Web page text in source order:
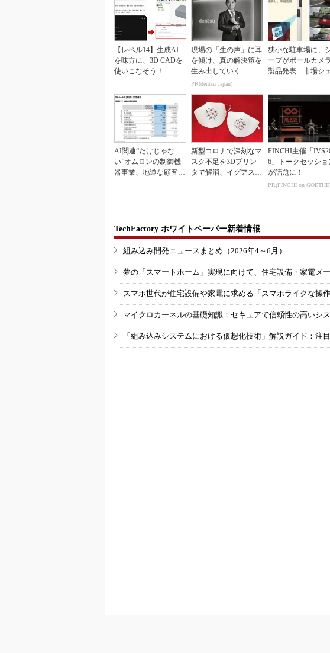
【レベル14】生成AI
を味方に、3D CADを
使いこなそう！
現場の「生の声」に耳
を傾け、真の解決策を
生み出していく
PR(dentsu Japan)
狭小な駐車場に、
ープがポールカメ
製品発表 市場シ
AI関連“だけじゃな
い”オムロンの制御機
器事業、地道な顧客基
新型コロナで深刻なマ
スク不足を3Dプリン
タで解消、イグアスが
FINCHI主催「
6」トークセッショ
が話題に！
PR(FINCHI on
TechFactory ホワイトペーパー新着情報
組み込み開発ニュースまとめ（2026年4～6月）
夢の「スマートホーム」実現に向けて、住宅設備・家電メ
スマホ世代が住宅設備や家電に求める「スマホライクな操
マイクロカーネルの基礎知識：セキュアで信頼性の高いシ
「組み込みシステムにおける仮想化技術」解説ガイド：注